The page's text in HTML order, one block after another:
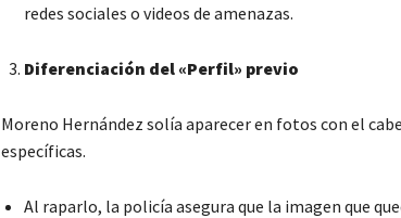
redes sociales o videos de amenazas.
Diferenciación del «Perfil» previo
Moreno Hernández solía aparecer en fotos con el
específicas.
Al raparlo, la policía asegura que la imagen que